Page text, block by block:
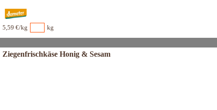
5,59 €/kg kg
Ziegenfrischkäse Honig & Sesam